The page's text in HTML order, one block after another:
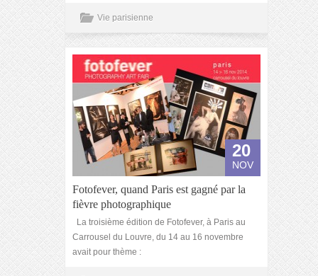
Vie parisienne
20
NOV
Fotofever, quand Paris est gagné par la
fièvre photographique
La troisième édition de Fotofever, à Paris au
Carrousel du Louvre, du 14 au 16 novembre
avait pour thème :